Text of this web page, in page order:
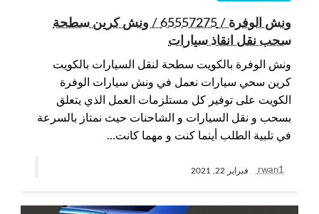
ونش الوفرة / 65557275 / ونش كرين سطحة
سحب نقل انقاذ سيارات
ونش الوفرة بالكويت سطحة لنقل السيارات بالكويت
كرين سحي سيارات نعمل في ونش سيارات الوفرة
الكويت على توفير كل مستلزمات العمل الذي يتعلق
بسحب و نقل السيارات و الشاحنات حيث نمتاز بالسرعة
في تلبية الطلب أينما كنت و مهما كانت…
rwan1 فبراير 22, 2021